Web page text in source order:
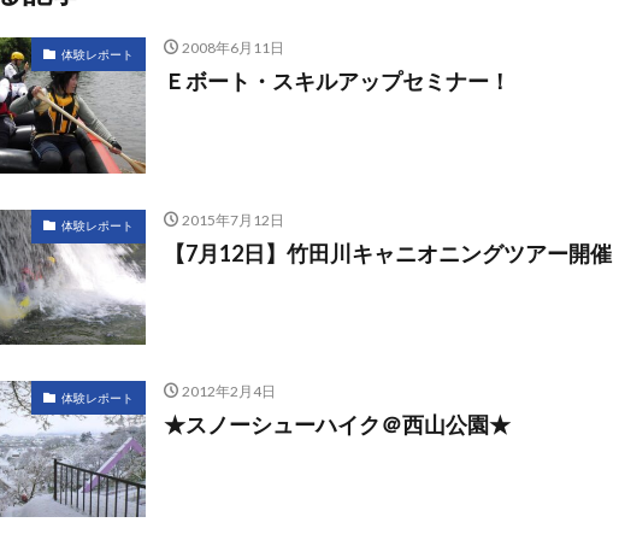
体験レポート 2008年6月11日
Ｅボート・スキルアップセミナー！
体験レポート 2015年7月12日
【7月12日】竹田川キャニオニングツアー開催
体験レポート 2012年2月4日
★スノーシューハイク＠西山公園★